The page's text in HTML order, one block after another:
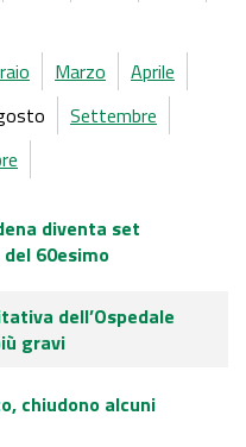
Marzo
Aprile
Settembre
diventa set
60esimo
dell’Ospedale
gravi
chiudono alcuni